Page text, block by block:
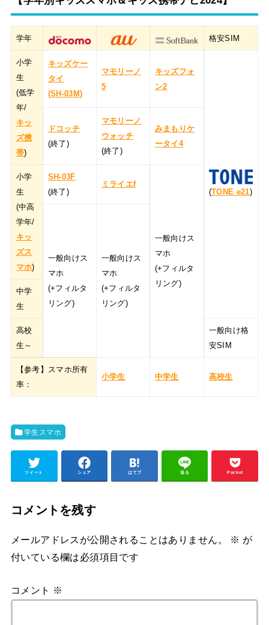
学年 格安SIM
小学
生
(低学
年/
キッ
ズ携
帯)
キッズケー
タイ
(SH-03M)
マモリーノ
5
キッズフォ
ン2
(TONE e21)
ドコッチ
(終了)
マモリーノ
ウォッチ
(終了)
みまもりケ
ータイ4
小学
生
(中高
学年/
キッ
ズス
マホ)
SH-03F
(終了)
ミライエf
一般向けス
マホ
(+フィルタ
リング)
一般向けス
マホ
(+フィルタ
リング)
一般向けス
マホ
(+フィルタ
リング)
中学
生
高校
生～
一般向け格
安SIM
【参考】スマホ所有
率：
小学生 中学生 高校生
学生スマホ
ツイート シェア はてブ 送る Pocket
コメントを残す
メールアドレスが公開されることはありません。 ※ が
付いている欄は必須項目です
コメント ※